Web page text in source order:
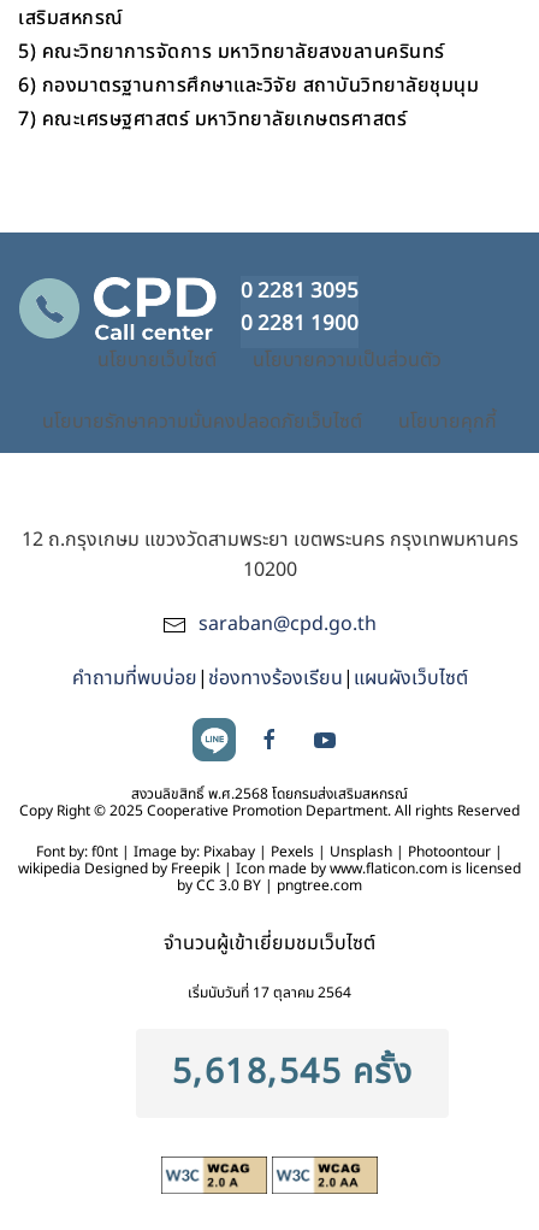
เสริมสหกรณ์
5) คณะวิทยาการจัดการ มหาวิทยาลัยสงขลานครินทร์
6) กองมาตรฐานการศึกษาและวิจัย สถาบันวิทยาลัยชุมนุม
7) คณะเศรษฐศาสตร์ มหาวิทยาลัยเกษตรศาสตร์
0 2281 3095
0 2281 1900
นโยบายเว็บไซต์ นโยบายความเป็นส่วนตัว
นโยบายรักษาความมั่นคงปลอดภัยเว็บไซต์ นโยบายคุกกี้
12 ถ.กรุงเกษม แขวงวัดสามพระยา เขตพระนคร กรุงเทพมหานคร
10200
saraban@cpd.go.th
คำถามที่พบบ่อย| ช่องทางร้องเรียน| แผนผังเว็บไซต์
สงวนลิขสิทธิ์ พ.ศ.2568 โดยกรมส่งเสริมสหกรณ์
Copy Right © 2025 Cooperative Promotion Department. All rights Reserved
Font by: f0nt | Image by: Pixabay | Pexels | Unsplash | Photoontour |
wikipedia Designed by Freepik | Icon made by www.flaticon.com is licensed
by CC 3.0 BY | pngtree.com
จำนวนผู้เข้าเยี่ยมชมเว็บไซต์
เริ่มนับวันที่ 17 ตุลาคม 2564
5,618,545 ครั้ง